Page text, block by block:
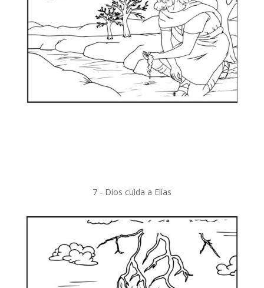
7 - Dios cuida a Elías